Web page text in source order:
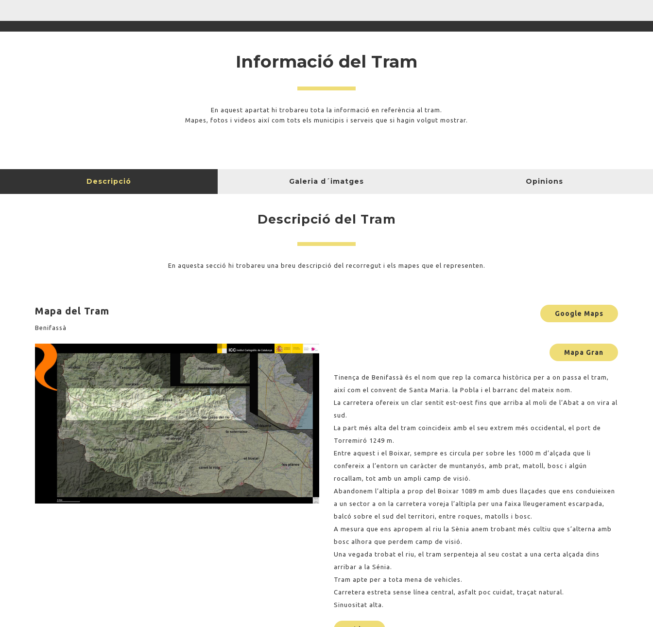
Informació del Tram
En aquest apartat hi trobareu tota la informació en referència al tram.
Mapes, fotos i videos així com tots els municipis i serveis que si hagin volgut mostrar.
Descripció Galeria d´imatges Opinions
Descripció del Tram
En aquesta secció hi trobareu una breu descripció del recorregut i els mapes que el representen.
Mapa del Tram
Benifassà
Google Maps
Mapa Gran
Tinença de Benifassà és el nom que rep la comarca històrica per a on passa el tram,
així com el convent de Santa Maria. la Pobla i el barranc del mateix nom.
La carretera ofereix un clar sentit est-oest fins que arriba al moli de l’Abat a on vira al
sud.
La part més alta del tram coincideix amb el seu extrem més occidental, el port de
Torremiró 1249 m.
Entre aquest i el Boixar, sempre es circula per sobre les 1000 m d’alçada que li
confereix a l’entorn un caràcter de muntanyós, amb prat, matoll, bosc i algún
rocallam, tot amb un ampli camp de visió.
Abandonem l’altipla a prop del Boixar 1089 m amb dues llaçades que ens conduieixen
a un sector a on la carretera voreja l’altipla per una faixa lleugerament escarpada,
balcó sobre el sud del territori, entre roques, matolls i bosc.
A mesura que ens apropem al riu la Sènia anem trobant més cultiu que s’alterna amb
bosc alhora que perdem camp de visió.
Una vegada trobat el riu, el tram serpenteja al seu costat a una certa alçada dins
arribar a la Sénia.
Tram apte per a tota mena de vehicles.
Carretera estreta sense línea central, asfalt poc cuidat, traçat natural.
Sinuositat alta.